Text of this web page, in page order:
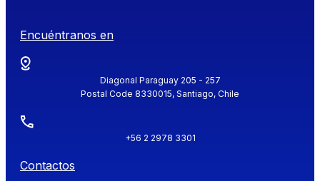
Encuéntranos en
Diagonal Paraguay 205 - 257
Postal Code 8330015, Santiago, Chile
+56 2 2978 3301
Contactos